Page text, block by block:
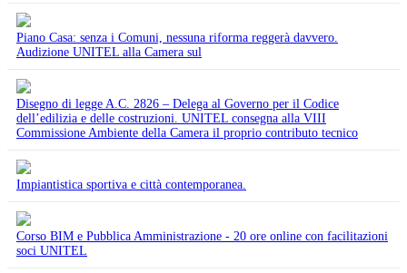
Piano Casa: senza i Comuni, nessuna riforma reggerà davvero.
Audizione UNITEL alla Camera sul
Disegno di legge A.C. 2826 – Delega al Governo per il Codice
dell’edilizia e delle costruzioni. UNITEL consegna alla VIII
Commissione Ambiente della Camera il proprio contributo tecnico
Impiantistica sportiva e città contemporanea.
Corso BIM e Pubblica Amministrazione - 20 ore online con facilitazioni
soci UNITEL